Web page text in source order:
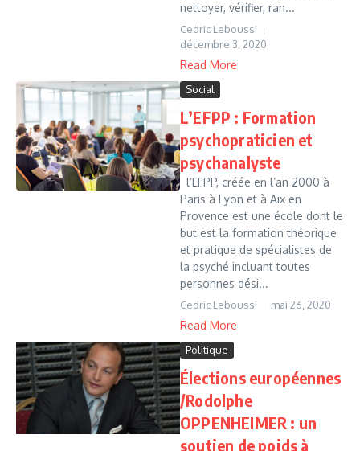
nettoyer, vérifier, ran...
Cedric Leboussi
décembre 3, 2020
Read More
Social
L’EFPP : Formation
psychopraticien et
psychanalyste
l’EFPP, créée en l’an 2000 à
Paris à Lyon et à Aix en
Provence est une école dont le
but est la formation théorique
et pratique de spécialistes de
la psyché incluant toutes
personnes dési...
Cedric Leboussi mai 26, 2020
Read More
Politique
Élections européennes
/Rodolphe
OPPENHEIMER : un
soutien de poids à